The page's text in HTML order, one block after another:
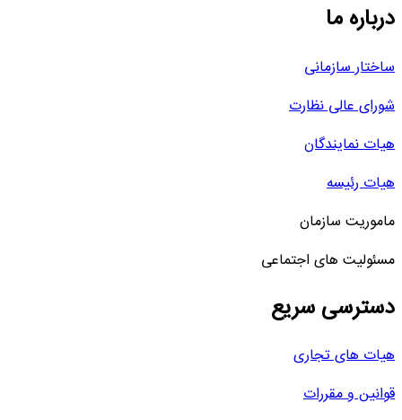
درباره ما
ساختار سازمانی
شورای عالی نظارت
هیات نمایندگان
هیات رئیسه
ماموریت سازمان
مسئولیت های اجتماعی
دسترسی سریع
هیات های تجاری
قوانین و مقررات